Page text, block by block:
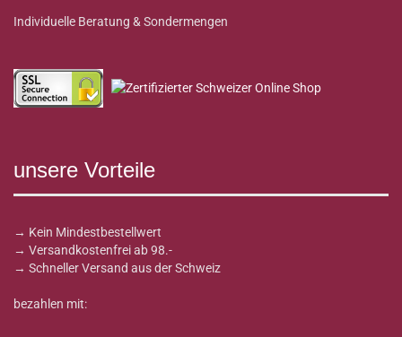
Individuelle Beratung & Sondermengen
unsere Vorteile
→ Kein Mindestbestellwert
→ Versandkostenfrei ab 98.-
→ Schneller Versand aus der Schweiz
bezahlen mit: